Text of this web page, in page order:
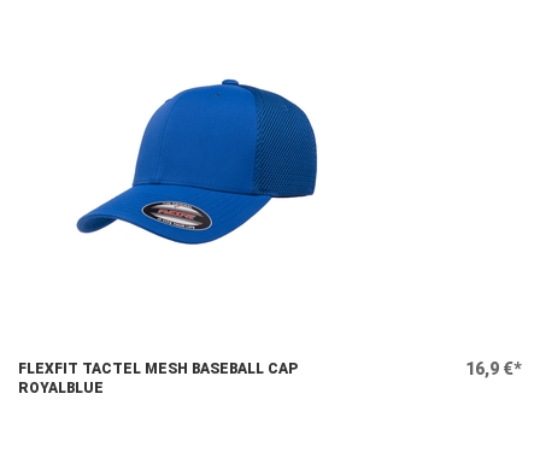
FLEXFIT TACTEL MESH BASEBALL CAP
ROYALBLUE
16,9 €*